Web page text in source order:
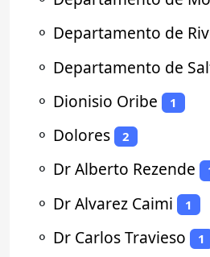
⚬ Departamento de
⚬ Departamento de
⚬ Dionisio Oribe 1
⚬ Dolores 2
⚬ Dr Alberto Rezende
⚬ Dr Alvarez Caimi 1
⚬ Dr Carlos Travieso 1